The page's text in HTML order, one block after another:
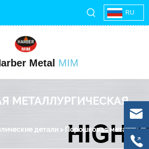
RU
Metal MIM
МЕТАЛЛУРГИЧЕСКАЯ
детали > Порошковая металлургическая деталь